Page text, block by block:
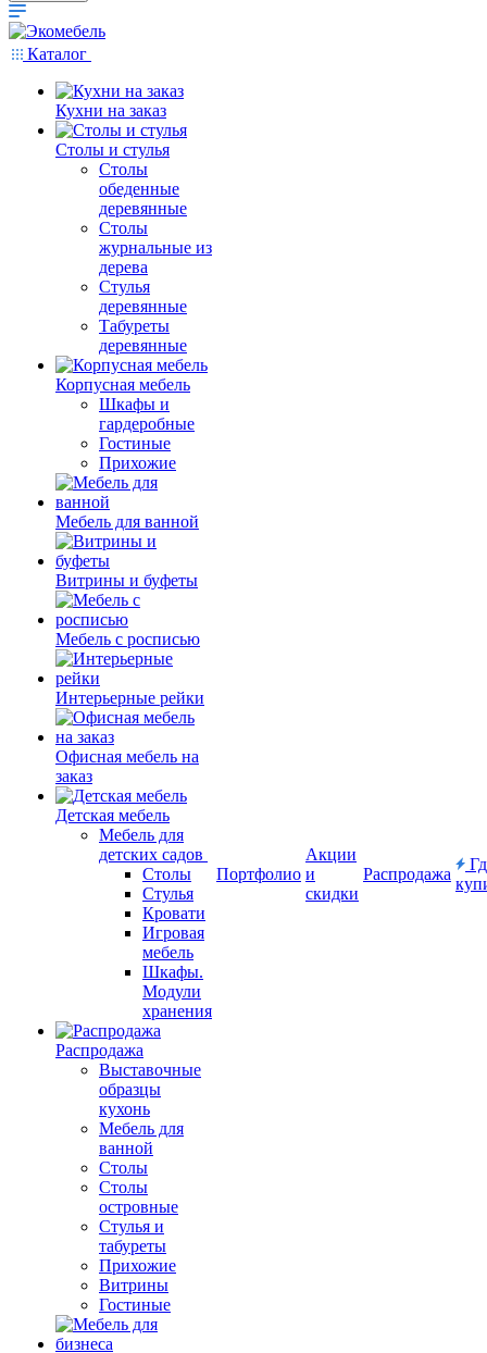
Каталог
Кухни на заказ
Столы и стулья
Столы
обеденные
деревянные
Столы
журнальные из
дерева
Стулья
деревянные
Табуреты
деревянные
Корпусная мебель
Шкафы и
гардеробные
Гостиные
Прихожие
Мебель для ванной
Витрины и буфеты
Мебель с росписью
Интерьерные рейки
Офисная мебель на
заказ
Детская мебель
Мебель для
детских садов
Столы
Стулья
Кровати
Игровая
мебель
Шкафы.
Модули
хранения
Распродажа
Выставочные
образцы
кухонь
Мебель для
ванной
Столы
Столы
островные
Стулья и
табуреты
Прихожие
Витрины
Гостиные
Портфолио
Акции
и
скидки
Распродажа